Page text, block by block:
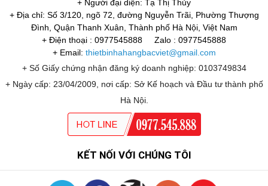
+ Người đại diện: Tạ Thị Thủy
+ Địa chỉ: Số 3/120, ngõ 72, đường Nguyễn Trãi, Phường Thượng
Đình, Quận Thanh Xuân, Thành phố Hà Nội, Việt Nam
+ Điện thoại : 0977545888
Zalo : 0977545888
+ Email: thietbinhahangbacviet@gmail.com
+ Số Giấy chứng nhận đăng ký doanh nghiệp: 0103749834
+ Ngày cấp: 23/04/2009, nơi cấp: Sở Kế hoạch và Đầu tư thành phố
Hà Nội.
KẾT NỐI VỚI CHÚNG TÔI